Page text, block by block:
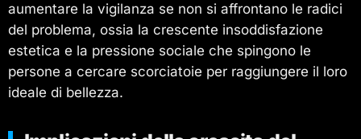
aumentare la vigilanza se non si affrontano le radici
del problema, ossia la crescente insoddisfazione
estetica e la pressione sociale che spingono le
persone a cercare scorciatoie per raggiungere il loro
ideale di bellezza.